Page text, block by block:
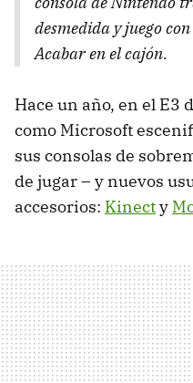
desmedida y juego
Acabar en el cajón.
Hace un año, en el E3
como Microsoft
sus consolas de
de jugar – y nuevos
accesorios: Kinecty